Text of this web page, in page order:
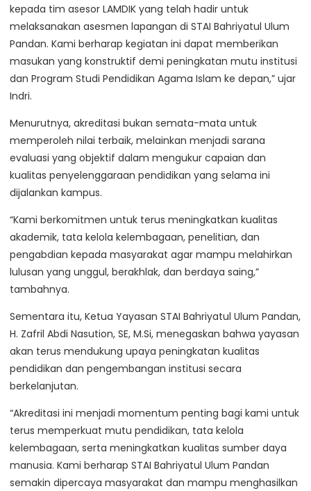
kepada tim asesor LAMDIK yang telah hadir untuk
melaksanakan asesmen lapangan di STAI Bahriyatul Ulum
Pandan. Kami berharap kegiatan ini dapat memberikan
masukan yang konstruktif demi peningkatan mutu institusi
dan Program Studi Pendidikan Agama Islam ke depan,” ujar
Indri.
Menurutnya, akreditasi bukan semata-mata untuk
memperoleh nilai terbaik, melainkan menjadi sarana
evaluasi yang objektif dalam mengukur capaian dan
kualitas penyelenggaraan pendidikan yang selama ini
dijalankan kampus.
“Kami berkomitmen untuk terus meningkatkan kualitas
akademik, tata kelola kelembagaan, penelitian, dan
pengabdian kepada masyarakat agar mampu melahirkan
lulusan yang unggul, berakhlak, dan berdaya saing,”
tambahnya.
Sementara itu, Ketua Yayasan STAI Bahriyatul Ulum Pandan,
H. Zafril Abdi Nasution, SE, M.Si, menegaskan bahwa yayasan
akan terus mendukung upaya peningkatan kualitas
pendidikan dan pengembangan institusi secara
berkelanjutan.
“Akreditasi ini menjadi momentum penting bagi kami untuk
terus memperkuat mutu pendidikan, tata kelola
kelembagaan, serta meningkatkan kualitas sumber daya
manusia. Kami berharap STAI Bahriyatul Ulum Pandan
semakin dipercaya masyarakat dan mampu menghasilkan